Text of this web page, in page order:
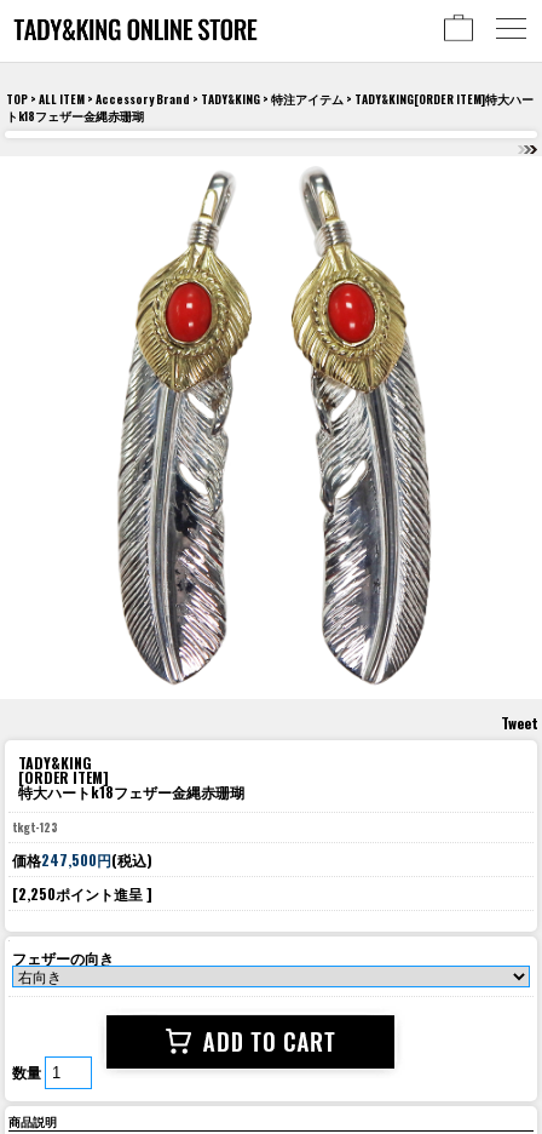
TOP > ALL ITEM > Accessory Brand > TADY&KING > 特注アイテム > TADY&KING[ORDER ITEM]特大ハー
トk18フェザー金縄赤珊瑚
Tweet
TADY&KING
[ORDER ITEM]
特大ハートk18フェザー金縄赤珊瑚
tkgt-123
価格247,500円(税込)
[2,250ポイント進呈 ]
フェザーの向き
数量
商品説明